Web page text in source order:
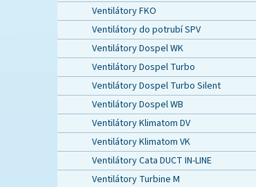
Ventilátory FKO
Ventilátory do potrubí SPV
Ventilátory Dospel WK
Ventilátory Dospel Turbo
Ventilátory Dospel Turbo Silent
Ventilátory Dospel WB
Ventilátory Klimatom DV
Ventilátory Klimatom VK
Ventilátory Cata DUCT IN-LINE
Ventilátory Turbine M